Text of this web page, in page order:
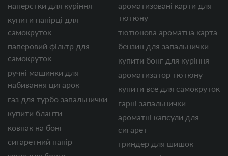
наперстки для куріння
купити папірці для
самокруток
паперовий фільтр для
самокруток
ручні машинки для
набивання цигарок
газ для турбо запальнички
купити бланти
ковпак на бонг
сигаретний папір
ароматизовані карти для
тютюну
тютюнова ароматна карта
бензин для запальнички
купити бонг для куріння
ароматизатор тютюну
купити все для самокруток
гарні запальнички
ароматні капсули для
сигарет
гриндер для шишок